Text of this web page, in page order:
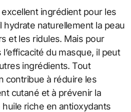
ingrédient pour les
hydrate naturellement la peau
et les ridules. Mais pour
du masque, il peut
ingrédients. Tout
contribue à réduire les
cutané et à prévenir la
riche en antioxydants